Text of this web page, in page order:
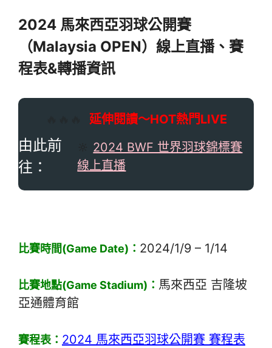
2024 馬來西亞羽球公開賽
（Malaysia OPEN）線上直播、賽
程表&轉播資訊
延伸閱讀～HOT熱門LIVE
由此前
往：
2024 BWF 世界羽球錦標賽
線上直播
比賽時間(Game Date)： 2024/1/9 – 1/14
比賽地點(Game Stadium)： 馬來西亞 吉隆坡
亞通體育館
賽程表： 2024 馬來西亞羽球公開賽 賽程表